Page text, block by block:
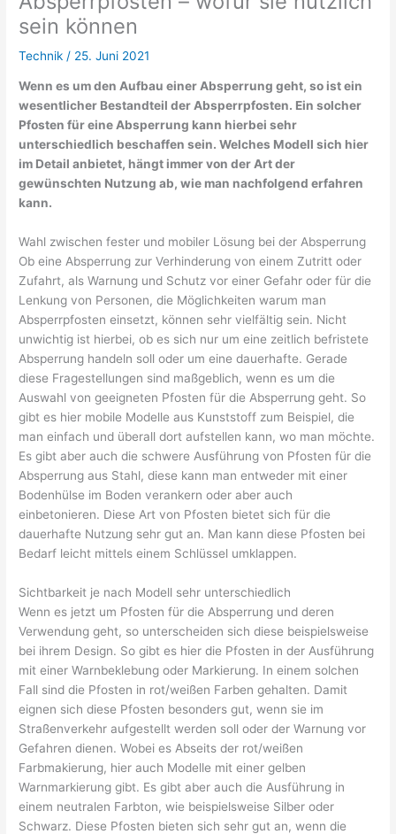
sein können
Technik / 25. Juni 2021
Wenn es um den Aufbau einer Absperrung geht, so ist ein
wesentlicher Bestandteil der Absperrpfosten. Ein solcher
Pfosten für eine Absperrung kann hierbei sehr
unterschiedlich beschaffen sein. Welches Modell sich hier
im Detail anbietet, hängt immer von der Art der
gewünschten Nutzung ab, wie man nachfolgend erfahren
kann.
Wahl zwischen fester und mobiler Lösung bei der Absperrung
Ob eine Absperrung zur Verhinderung von einem Zutritt oder
Zufahrt, als Warnung und Schutz vor einer Gefahr oder für die
Lenkung von Personen, die Möglichkeiten warum man
Absperrpfosten einsetzt, können sehr vielfältig sein. Nicht
unwichtig ist hierbei, ob es sich nur um eine zeitlich befristete
Absperrung handeln soll oder um eine dauerhafte. Gerade
diese Fragestellungen sind maßgeblich, wenn es um die
Auswahl von geeigneten Pfosten für die Absperrung geht. So
gibt es hier mobile Modelle aus Kunststoff zum Beispiel, die
man einfach und überall dort aufstellen kann, wo man möchte.
Es gibt aber auch die schwere Ausführung von Pfosten für die
Absperrung aus Stahl, diese kann man entweder mit einer
Bodenhülse im Boden verankern oder aber auch
einbetonieren. Diese Art von Pfosten bietet sich für die
dauerhafte Nutzung sehr gut an. Man kann diese Pfosten bei
Bedarf leicht mittels einem Schlüssel umklappen.
Sichtbarkeit je nach Modell sehr unterschiedlich
Wenn es jetzt um Pfosten für die Absperrung und deren
Verwendung geht, so unterscheiden sich diese beispielsweise
bei ihrem Design. So gibt es hier die Pfosten in der Ausführung
mit einer Warnbeklebung oder Markierung. In einem solchen
Fall sind die Pfosten in rot/weißen Farben gehalten. Damit
eignen sich diese Pfosten besonders gut, wenn sie im
Straßenverkehr aufgestellt werden soll oder der Warnung vor
Gefahren dienen. Wobei es Abseits der rot/weißen
Farbmakierung, hier auch Modelle mit einer gelben
Warnmarkierung gibt. Es gibt aber auch die Ausführung in
einem neutralen Farbton, wie beispielsweise Silber oder
Schwarz. Diese Pfosten bieten sich sehr gut an, wenn die